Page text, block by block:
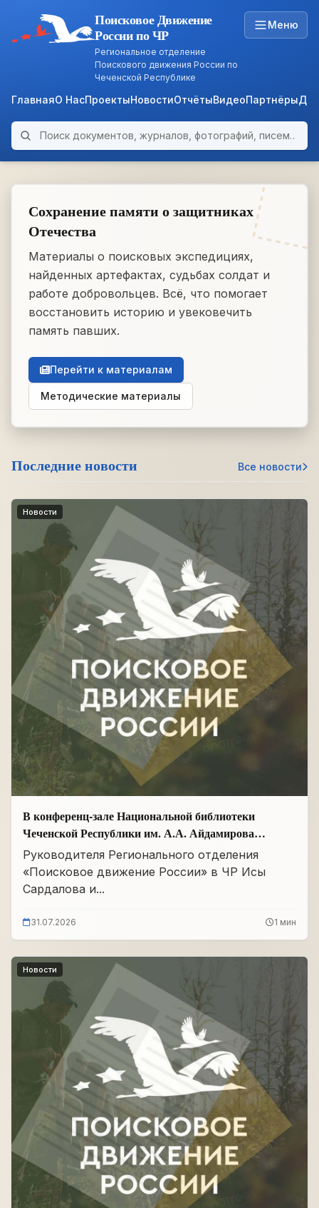
ARCHIVE
Поисковое Движение
России по ЧР
Региональное отделение
Поискового движения России по
Чеченской Республике
Меню
ГлавнаяО НасПроектыНовостиОтчётыВидеоПартнёры
Поиск по архиву
Сохранение памяти о защитниках
Отечества
Материалы о поисковых экспедициях,
найденных артефактах, судьбах солдат и
работе добровольцев. Всё, что помогает
восстановить историю и увековечить
память павших.
Перейти к материалам
Методические материалы
Последние новости Все новости
Новости
В конференц-зале Национальной библиотеки
Чеченской Республики им. А.А. Айдамирова
прошло заседание
Руководителя Регионального отделения
«Поисковое движение России» в ЧР Исы
Сардалова и...
31.07.2026 1 мин
Новости